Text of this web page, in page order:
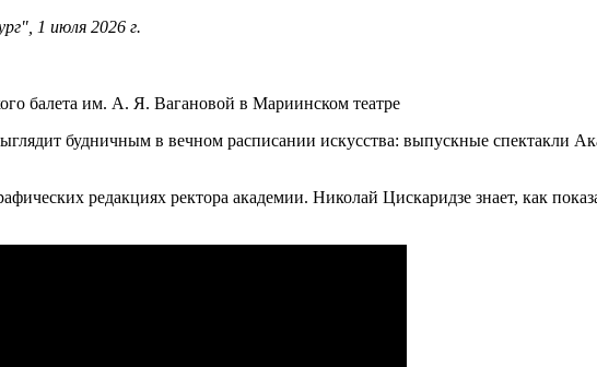
1 июля 2026 г.
балета им. А. Я. Вагановой в Мариинском театре
будничным в вечном расписании искусства: выпускные спектакли
редакциях ректора академии. Николай Цискаридзе знает, как